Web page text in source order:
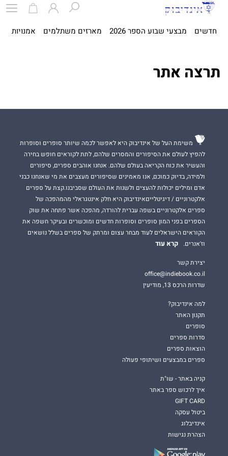
חדשים מבצעי שבוע הספר 2026 מארזים משתלמים אמנויות
תרצה אתר
משימת העל של אינדיבוק היא לאפשר לכמה שיותר סופרים וסופרות
להפיץ לעולם את הסיפורים והמסרים שלהם, לתת לקוראים חופש בחירה
והעשיר את כוח הקריאה בעולם שלהם. אנחנו אוהבים ספרים, סיפורים
ולמידה, בדיוק כמוכם, אנו מאמינים שסיפורים מעצבים את מי שאנחנו כבני
אדם ומילים יכולות להעצים ולשנות את העולם שסביבנו.קצת על ספרים
אלקטרוניים / דיגיטלייםאינדיבוק היא חלק אינטגראלי מהמהפכה של
ספרים אלקטרוניים בשפה עברית להורדה, מהפכה אשר פתחה את שוק
הספרים בפני המון סופרים וסופרות חדשים ומוכשרים ובעיקר חשפה את
הקוראים הישראלים לעוד מבחר עצום ומרתק של ספרים בשלל נושאים
וז'אנרים.
קרא עוד
יצירת קשר
office@indiebook.co.il
שדרות הרכס 13, מודיעין
למה אינדיבוק?
תקנון האתר
סופרים
סדרות ספרים
הוצאות ספרים
ספרים במבצעים ושיתופי פעולה
קניה באתר - שו"ת
איך לרכוש ספר באתר
GIFT CARD
ביטול עסקה
אינדיבלוג
הצהרת נגישות